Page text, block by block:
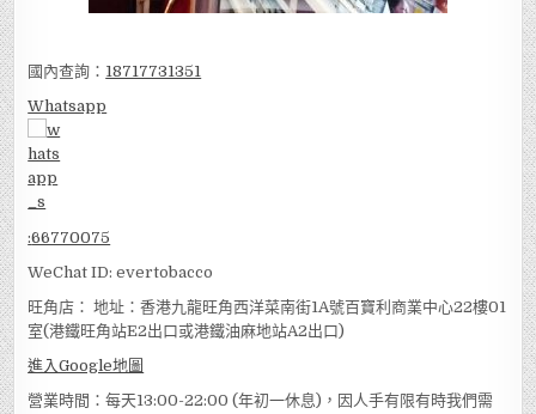
國內查詢： 18717731351
Whatsapp
:66770075
WeChat ID: evertobacco
旺角店： 地址：香港九龍旺角西洋菜南街1A號百寶利商業中心22樓01
室(港鐵旺角站E2出口或港鐵油麻地站A2出口)
進入Google地圖
營業時間：每天13:00-22:00 (年初一休息)，因人手有限有時我們需